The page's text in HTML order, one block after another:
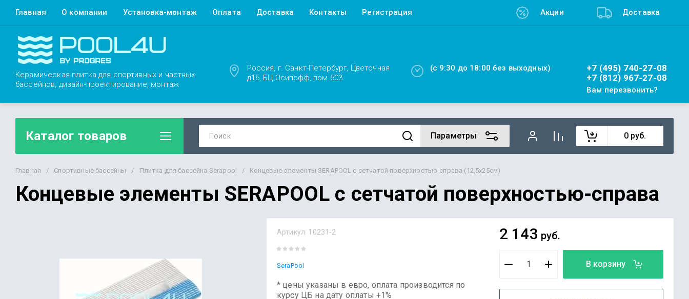
Главная О компании Установка-монтаж Оплата Доставка Контакты Регистрация Акции Доставка
Керамическая плитка для спортивных и частных
бассейнов, дизайн-проектирование, монтаж
Россия, г. Санкт-Петербург, Цветочная
д16, БЦ Осипофф, пом 603
(с 9:30 до 18:00 без выходных)
+7 (495) 740-27-08
+7 (812) 967-27-08
Вам перезвонить?
Каталог товаров Параметры 0 руб.
Главная / Спортивные бассейны / Плитка для бассейна Serapool / Концевые элементы SERAPOOL с сетчатой поверхностью-справа (12,5х25см)
Концевые элементы SERAPOOL с сетчатой поверхностью-справа
Артикул: 10231-2
SeraPool
* цены указаны в евро, оплата производится по
курсу ЦБ на дату оплаты +1%
2 143 руб.
В корзину